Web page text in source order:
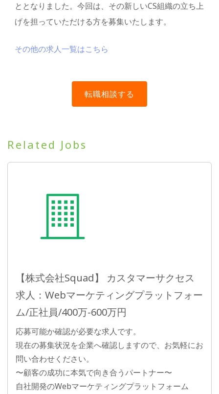
ととなりました。今回は、その新しいCS組織の立ち上
げを担っていただける方を募集いたします。
その他の求人一覧はこちら
Related Jobs
【株式会社Squad】 カスタマーサクセス
求人：Webマーケティングプラットフォー
ム/正社員/400万-600万円
応募可能か確認が必要な求人です。
現在の募集状況を企業へ確認しますので、お気軽にお
問い合わせください。
〜顧客の成功に本気で向き合うパートナー〜
自社開発のWebマーケティングプラットフォーム